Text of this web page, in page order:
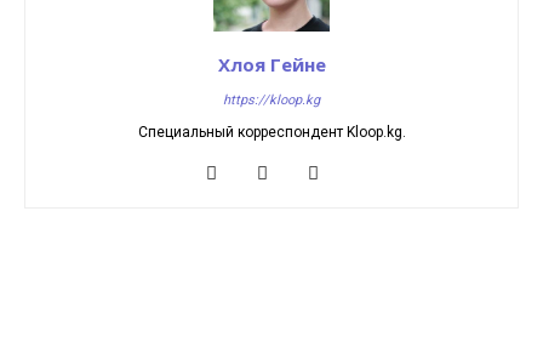
Хлоя Гейне
https://kloop.kg
Специальный корреспондент Kloop.kg.